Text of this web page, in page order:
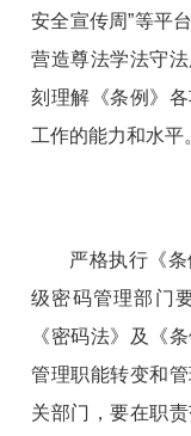
安全宣传周”等平
营造尊法学法守
刻理解《条例》
工作的能力和水平
严格执行《
级密码管理部门
《密码法》及《
管理职能转变和
关部门，要在职